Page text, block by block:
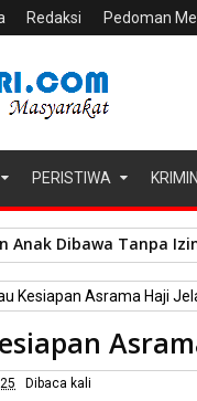
Redaksi Pedoman
PERISTIWA
Anak Dibawa Tanpa
Kesiapan Asrama Haji
Dibaca kali